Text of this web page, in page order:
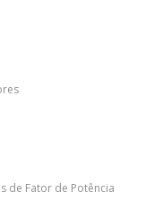
de Fator de Potência